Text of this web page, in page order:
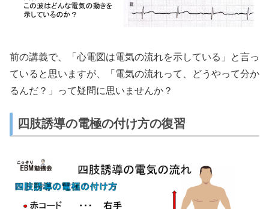
前の講義で、「心電図は電気の流れを示している」と言っ
ていると思いますが、「電気の流れって、どうやって分か
るんだ？」って疑問に思いませんか？
四肢誘導の電極の付け方の復習